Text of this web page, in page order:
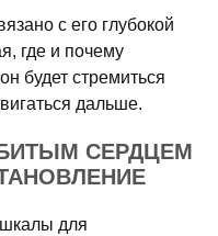
с его глубокой
где и почему
будет стремиться
дальше.
СЕРДЦЕМ
для